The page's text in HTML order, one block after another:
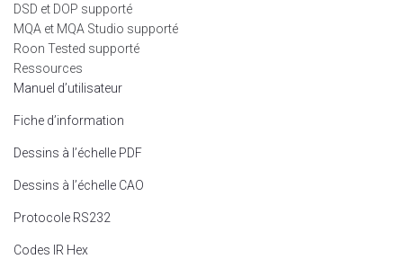
DSD et DOP supporté
MQA et MQA Studio supporté
Roon Tested supporté
Ressources
Manuel d’utilisateur
Fiche d’information
Dessins à l’échelle PDF
Dessins à l’échelle CAO
Protocole RS232
Codes IR Hex